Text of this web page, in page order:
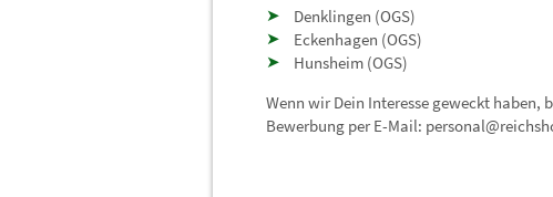
Denklingen (OGS)
Eckenhagen (OGS)
Hunsheim (OGS)
Wenn wir Dein Interesse geweckt
Bewerbung per E-Mail: